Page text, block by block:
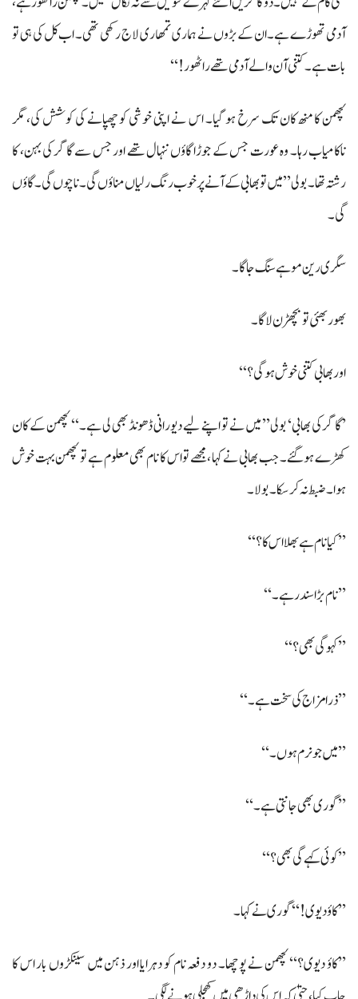
آدمی تھوڑے ہے۔ان کے بڑوں نے ہماری تمھاری لاج رکھی تھی۔ اب کل کی ہی تو
بات ہے۔ کتنی آن والے آدمی تھے راٹھور!‘‘
لچھمن کا منھ کان تک سرخ ہو گیا۔ اس نے اپنی خوشی کو چھپانے کی کوشش کی، مگر
ناکامیاب رہا۔ وہ عورت جس کے جوڑا گاؤں ننہال تھے اور جس سے گاگر کی بہن، کا
رشتہ تھا۔ بولی ’’میں تو بھابی کے آنے پر خوب رنگ رلیاں مناؤں گی۔ ناچوں گی۔گاؤں
گی۔
سگری رین موہے سنگ جاگا۔
بھور بھئی تو بچھڑن لاگا۔
اور بھابی کتنی خوش ہو گی؟‘‘
’گاگر کی بھابی‘ بولی’’ میں نے تو اپنے لیے دیورانی ڈھونڈ بھی لی ہے۔‘‘ لچھمن کے کان
کھڑے ہو گئے۔ جب بھابی نے کہا ،مجھے تو اس کا نام بھی معلوم ہے تو لچھمن بہت خوش
ہوا۔ ضبط نہ کرسکا۔ بولا۔
’’کیا نام ہے بھلا اس کا؟‘‘
’’نام بڑا سندر ہے۔‘‘
’’کہو گی بھی؟‘‘
’’ذرا مزاج کی سخت ہے۔‘‘
’’میں جو نرم ہوں۔‘‘
’’گوری بھی جانتی ہے۔‘‘
’’کوئی کہے گی بھی؟‘‘
’’کاؤ دیوی!‘‘ گوری نے کہا۔
’’کاؤ دیوی؟‘‘ لچھمن نے پوچھا۔ دو دفعہ نام کو دہرایا اور ذہن میں سینکڑوں بار اس کا